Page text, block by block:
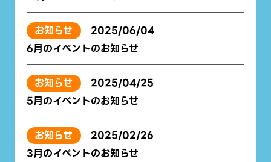
お知らせ
2025/06/04
6月のイベントのお知らせ
お知らせ
2025/04/25
5月のイベントのお知らせ
お知らせ
2025/02/26
3月のイベントのお知らせ